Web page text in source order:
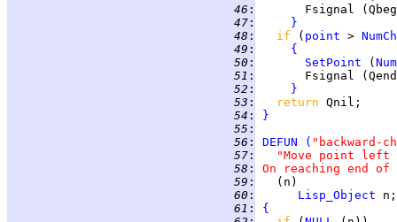
  46
:
  47
:
}
  48
: if ( point >
  49
:
{
  50
: SetPoint (
  51
:
  52
:
}
  53
: return
  54
:
}
  55
:
  56
: DEFUN ( "backward-
  57
:
"Move point left
  58
:
On reaching end
  59
:
  60
:
Lisp_Object
  61
:
{